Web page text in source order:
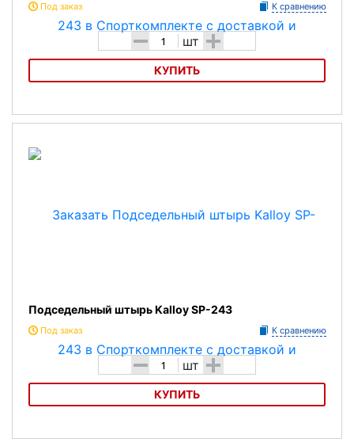
Под заказ К сравнению
- шт +
КУПИТЬ
Подседельный штырь Kalloy SP-243
Подседельный штырь Kalloy SP-243
Под заказ К сравнению
- шт +
КУПИТЬ